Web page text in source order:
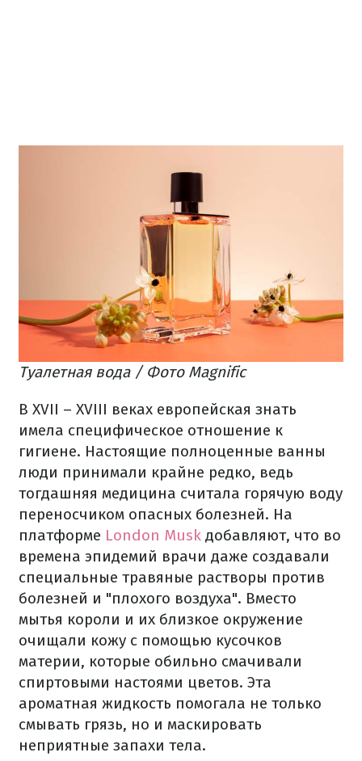
Туалетная вода / Фото Magnific
В XVII – XVIII веках европейская знать
имела специфическое отношение к
гигиене. Настоящие полноценные ванны
люди принимали крайне редко, ведь
тогдашняя медицина считала горячую воду
переносчиком опасных болезней. На
платформе London Musk добавляют, что во
времена эпидемий врачи даже создавали
специальные травяные растворы против
болезней и "плохого воздуха". Вместо
мытья короли и их близкое окружение
очищали кожу с помощью кусочков
материи, которые обильно смачивали
спиртовыми настоями цветов. Эта
ароматная жидкость помогала не только
смывать грязь, но и маскировать
неприятные запахи тела.